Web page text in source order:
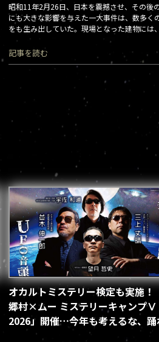
昭和11年2月26日、日本を震撼させ、その後
にも大きな影響を与えた一大事件は、数多く
をも生み出していた。現場となった建物には
事件の記憶が刻みつけられているのだろうか。
記事を読む
オカルトミステリー検定も実施！
郷村×ムー ミステリーキャンプⅤ
2026」開催…今年も考えるな、踊
（2026.9.12）